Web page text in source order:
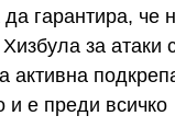
гарантира, че
Хизбула за атаки
активна
и е преди всичко